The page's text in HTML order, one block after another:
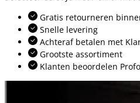
Gratis retourneren
Snelle levering
Achteraf betalen met
Grootste assortiment
Klanten beoordelen